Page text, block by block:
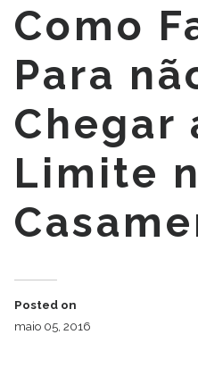
Como
Para
Chegar
Limite
Posted on
maio 05, 2016